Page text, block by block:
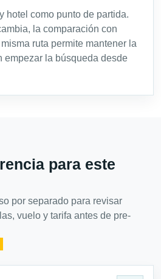
hotel como punto de partida.
la comparación con
ruta permite mantener la
empezar la búsqueda desde
para este
por separado para revisar
vuelo y tarifa antes de pre-